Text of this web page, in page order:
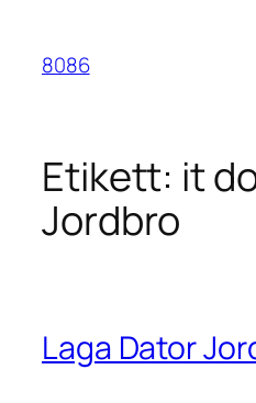
innehåll
8086
Etikett: it
Jordbro
Laga Dator